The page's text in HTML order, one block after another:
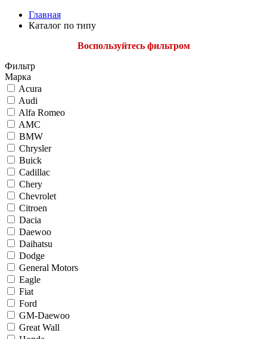
Главная
Каталог по типу
Воспользуйтесь фильтром
Фильтр
Марка
Acura
Audi
Alfa Romeo
AMC
BMW
Chrysler
Buick
Cadillac
Chery
Chevrolet
Citroen
Dacia
Daewoo
Daihatsu
Dodge
General Motors
Eagle
Fiat
Ford
GM-Daewoo
Great Wall